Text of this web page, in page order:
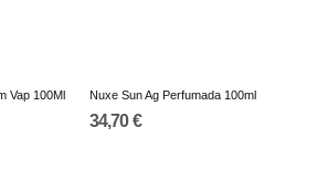
Vap 100Ml Nuxe Sun Ag Perfumada 100ml
34,70 €